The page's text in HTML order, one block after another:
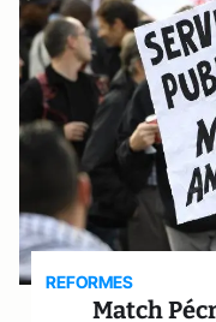
REFORMES
Match